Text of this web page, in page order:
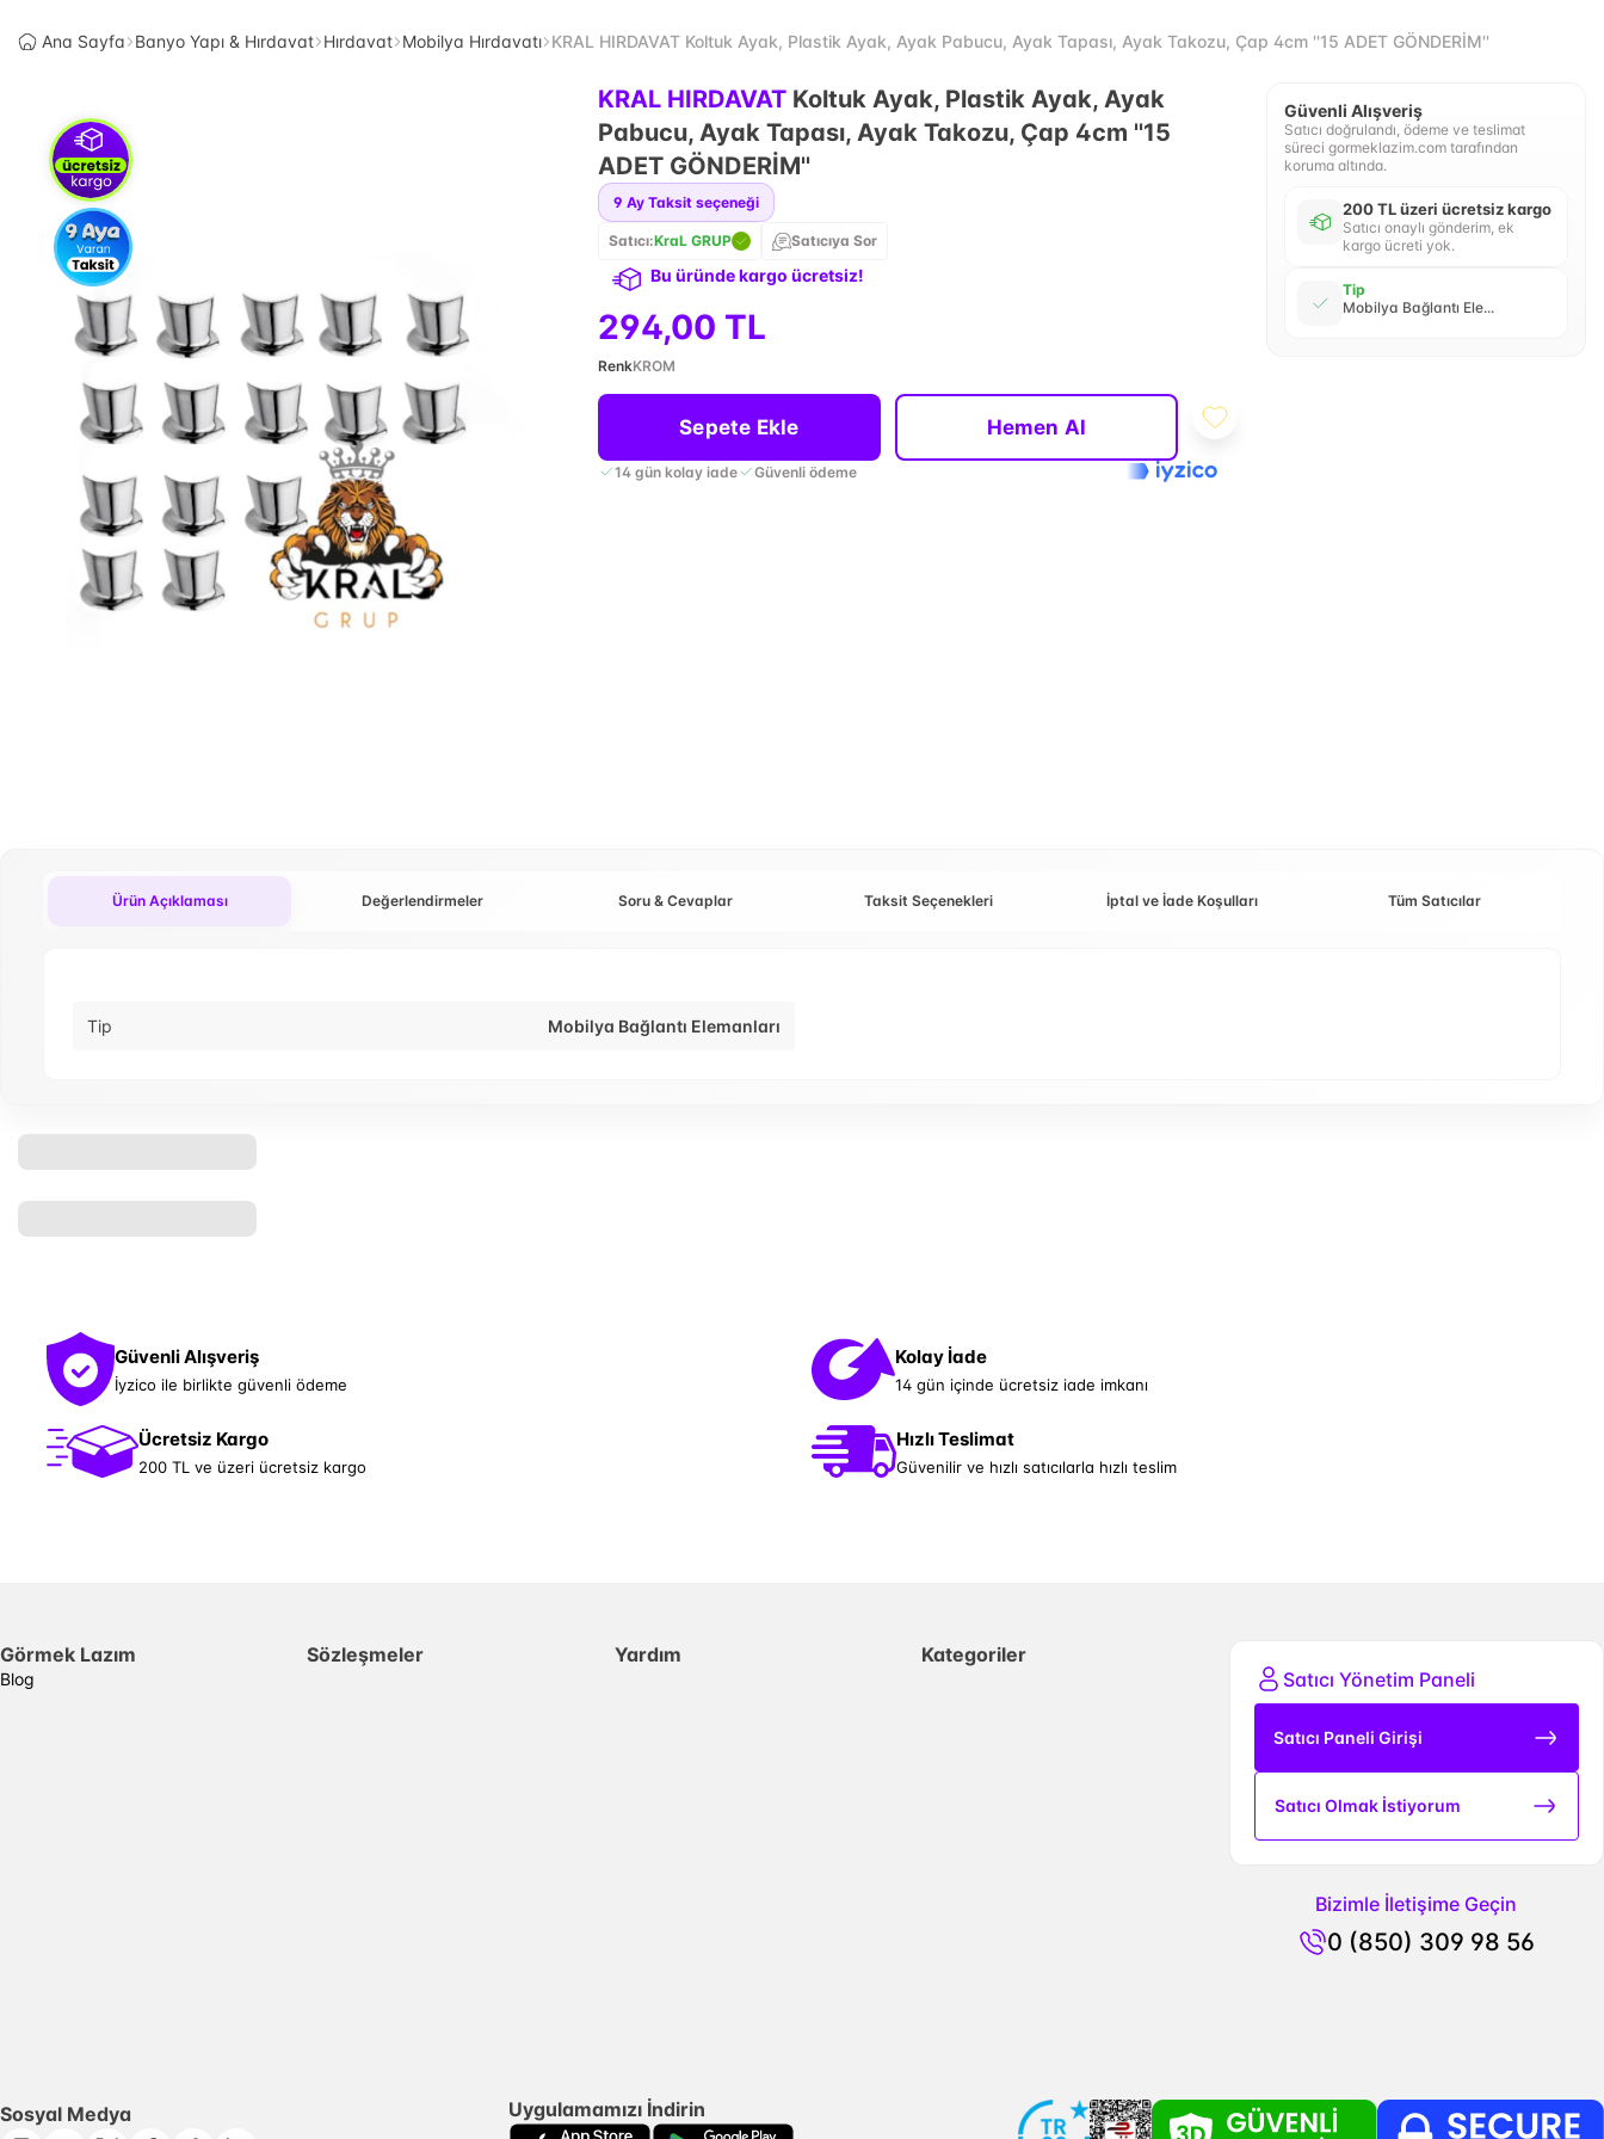
Ana Sayfa Banyo Yapı & Hırdavat Hırdavat Mobilya Hırdavatı KRAL HIRDAVAT Koltuk Ayak, Plastik Ayak, Ayak Pabucu, Ayak Tapası, Ayak Takozu, Çap 4cm ''15 ADET GÖNDERİM''
KRAL HIRDAVAT Koltuk Ayak, Plastik Ayak, Ayak
Pabucu, Ayak Tapası, Ayak Takozu, Çap 4cm ''15
ADET GÖNDERİM''
9 Ay Taksit seçeneği
Satıcı:KraL GRUP Satıcıya Sor
Bu üründe kargo ücretsiz!
294,00 TL
RenkKROM
Sepete Ekle Hemen Al
14 gün kolay iade Güvenli ödeme
Güvenli Alışveriş
Satıcı doğrulandı, ödeme ve teslimat
süreci gormeklazim.com tarafından
koruma altında.
200 TL üzeri ücretsiz kargo
Satıcı onaylı gönderim, ek
kargo ücreti yok.
Tip
Mobilya Bağlantı Ele...
Ürün Açıklaması Değerlendirmeler Soru & Cevaplar Taksit Seçenekleri İptal ve İade Koşulları Tüm Satıcılar
Tip Mobilya Bağlantı Elemanları
Güvenli Alışveriş
İyzico ile birlikte güvenli ödeme
Kolay İade
14 gün içinde ücretsiz iade imkanı
Ücretsiz Kargo
200 TL ve üzeri ücretsiz kargo
Hızlı Teslimat
Güvenilir ve hızlı satıcılarla hızlı teslim
Görmek Lazım
Blog
Sözleşmeler Yardım
Kategoriler
Satıcı Yönetim Paneli
Satıcı Paneli Girişi
Satıcı Olmak İstiyorum
Bizimle İletişime Geçin
0 (850) 309 98 56
Sosyal Medya Uygulamamızı İndirin